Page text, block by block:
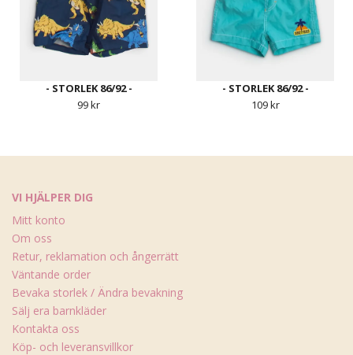
- STORLEK 86/92 -
99 kr
- STORLEK 86/92 -
109 kr
VI HJÄLPER DIG
Mitt konto
Om oss
Retur, reklamation och ångerrätt
Väntande order
Bevaka storlek / Ändra bevakning
Sälj era barnkläder
Kontakta oss
Köp- och leveransvillkor